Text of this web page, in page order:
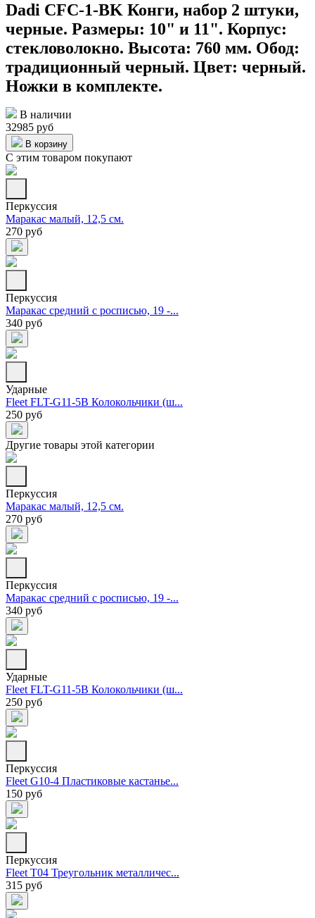
Dadi CFC-1-BK Конги, набор 2 штуки,
черные. Размеры: 10" и 11". Корпус:
стекловолокно. Высота: 760 мм. Обод:
традиционный черный. Цвет: черный.
Ножки в комплекте.
В наличии
32985 руб
В корзину
С этим товаром покупают
Перкуссия
Маракас малый, 12,5 см.
270 руб
Перкуссия
Маракас средний с росписью, 19 -...
340 руб
Ударные
Fleet FLT-G11-5B Колокольчики (ш...
250 руб
Другие товары этой категории
Перкуссия
Маракас малый, 12,5 см.
270 руб
Перкуссия
Маракас средний с росписью, 19 -...
340 руб
Ударные
Fleet FLT-G11-5B Колокольчики (ш...
250 руб
Перкуссия
Fleet G10-4 Пластиковые кастанье...
150 руб
Перкуссия
Fleet T04 Треугольник металличес...
315 руб